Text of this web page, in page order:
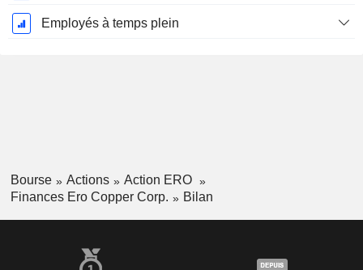
Employés à temps plein
Bourse Actions
Action ERO
Finances Ero Copper Corp.
Bilan